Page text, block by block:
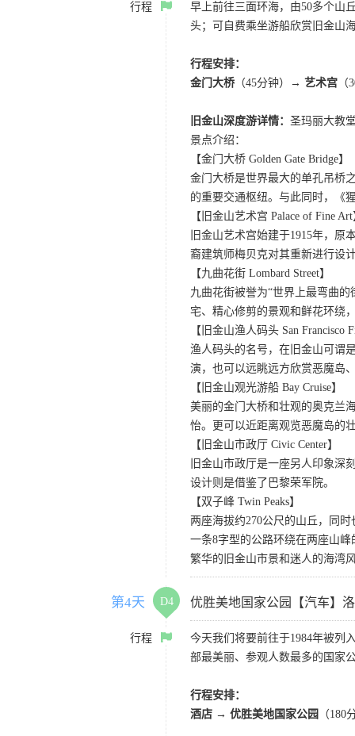
行程
早上前往三面环海，由50多个山
头；可自费乘坐游船欣赏旧金山
行程安排：
金门大桥 （45分钟）→ 艺术宫
旧金山深度游详情： 圣玛丽大教
景点介绍：
【金门大桥 Golden Gate Bridge】
金门大桥是世界最大的单孔吊桥
的重要交通枢纽。与此同时，《
【旧金山艺术宫 Palace of Fine
旧金山艺术宫始建于1915年，
裔建筑师梅贝克对其重新进行设
【九曲花街 Lombard Street】
九曲花街被誉为“世界上最弯曲
宅、精心修剪的景观和鲜花环绕
【旧金山渔人码头 San Francisco
渔人码头的名号，在旧金山可谓
演，也可以远眺远方欣赏恶魔岛
【旧金山观光游船 Bay Cruise】
美丽的金门大桥和壮观的奥克兰
怡。更可以近距离观览恶魔岛的
【旧金山市政厅 Civic Center】
旧金山市政厅是一座另人印象深
设计则是借鉴了巴黎荣军院。
【双子峰 Twin Peaks】
两座海拔约270公尺的山丘，同
一条8字型的公路环绕在两座山
繁华的旧金山市景和迷人的海湾
第4天 D4 优胜美地国家公园【汽车】
行程
今天我们将要前往于1984年被列
部最美丽、参观人数最多的国家
行程安排：
酒店 → 优胜美地国家公园 （